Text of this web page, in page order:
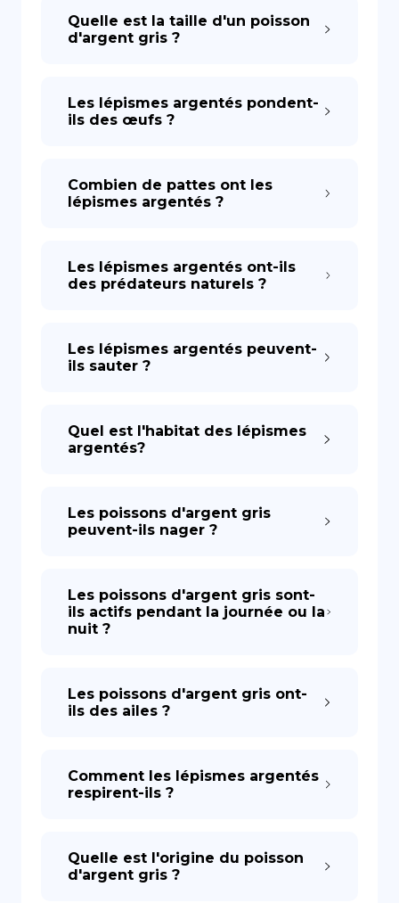
Quelle est la taille d'un poisson
d'argent gris ?
Les lépismes argentés pondent-
ils des œufs ?
Combien de pattes ont les
lépismes argentés ?
Les lépismes argentés ont-ils
des prédateurs naturels ?
Les lépismes argentés peuvent-
ils sauter ?
Quel est l'habitat des lépismes
argentés?
Les poissons d'argent gris
peuvent-ils nager ?
Les poissons d'argent gris sont-
ils actifs pendant la journée ou la
nuit ?
Les poissons d'argent gris ont-
ils des ailes ?
Comment les lépismes argentés
respirent-ils ?
Quelle est l'origine du poisson
d'argent gris ?